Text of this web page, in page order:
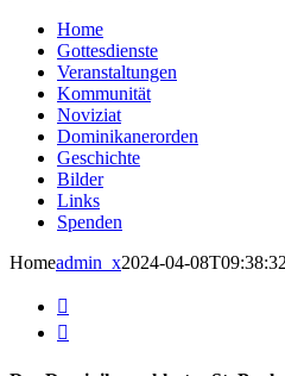
Home
Gottesdienste
Veranstaltungen
Kommunität
Noviziat
Dominikanerorden
Geschichte
Bilder
Links
Spenden
Homeadmin_x2024-04-

